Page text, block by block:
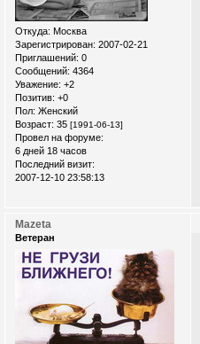
Откуда: Москва
Зарегистрирован: 2007-02-21
Приглашений: 0
Сообщений: 4364
Уважение: +2
Позитив: +0
Пол: Женский
Возраст: 35 [1991-06-13]
Провел на форуме:
6 дней 18 часов
Последний визит:
2007-12-10 23:58:13
Mazeta
Ветеран